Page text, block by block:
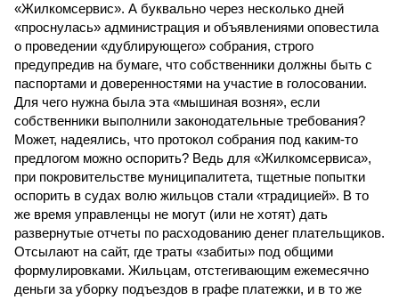
«Жилкомсервис». А буквально через несколько дней
«проснулась» администрация и объявлениями оповестила
о проведении «дублирующего» собрания, строго
предупредив на бумаге, что собственники должны быть с
паспортами и доверенностями на участие в голосовании.
Для чего нужна была эта «мышиная возня», если
собственники выполнили законодательные требования?
Может, надеялись, что протокол собрания под каким-то
предлогом можно оспорить? Ведь для «Жилкомсервиса»,
при покровительстве муниципалитета, тщетные попытки
оспорить в судах волю жильцов стали «традицией». В то
же время управленцы не могут (или не хотят) дать
развернутые отчеты по расходованию денег плательщиков.
Отсылают на сайт, где траты «забиты» под общими
формулировками. Жильцам, отстегивающим ежемесячно
деньги за уборку подъездов в графе платежки, и в то же